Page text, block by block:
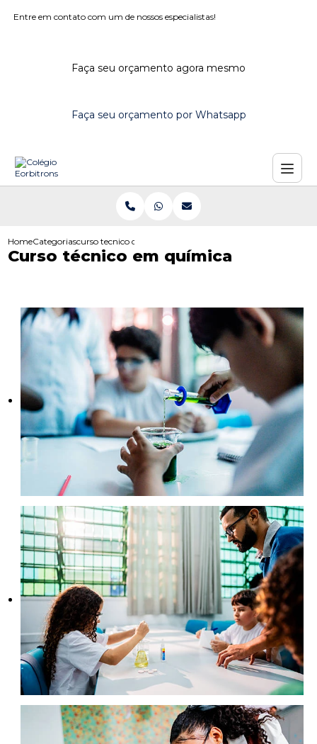
Entre em contato com um de nossos especialistas!
Faça seu orçamento agora mesmo
Faça seu orçamento por Whatsapp
HomeCategoriascurso tecnico quimica
Curso técnico em química